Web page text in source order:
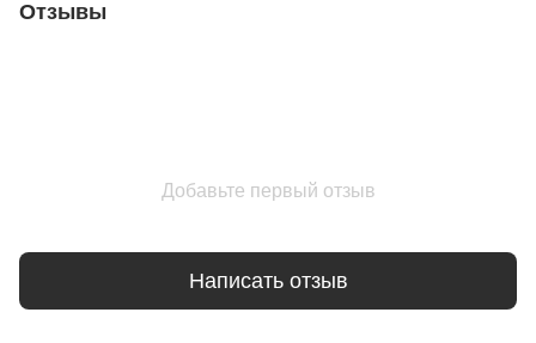
Отзывы
Добавьте первый отзыв
Написать отзыв